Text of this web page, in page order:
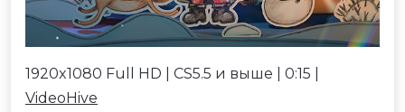
1920x1080 Full HD | CS5.5 и выше | 0:15 |
VideoHive